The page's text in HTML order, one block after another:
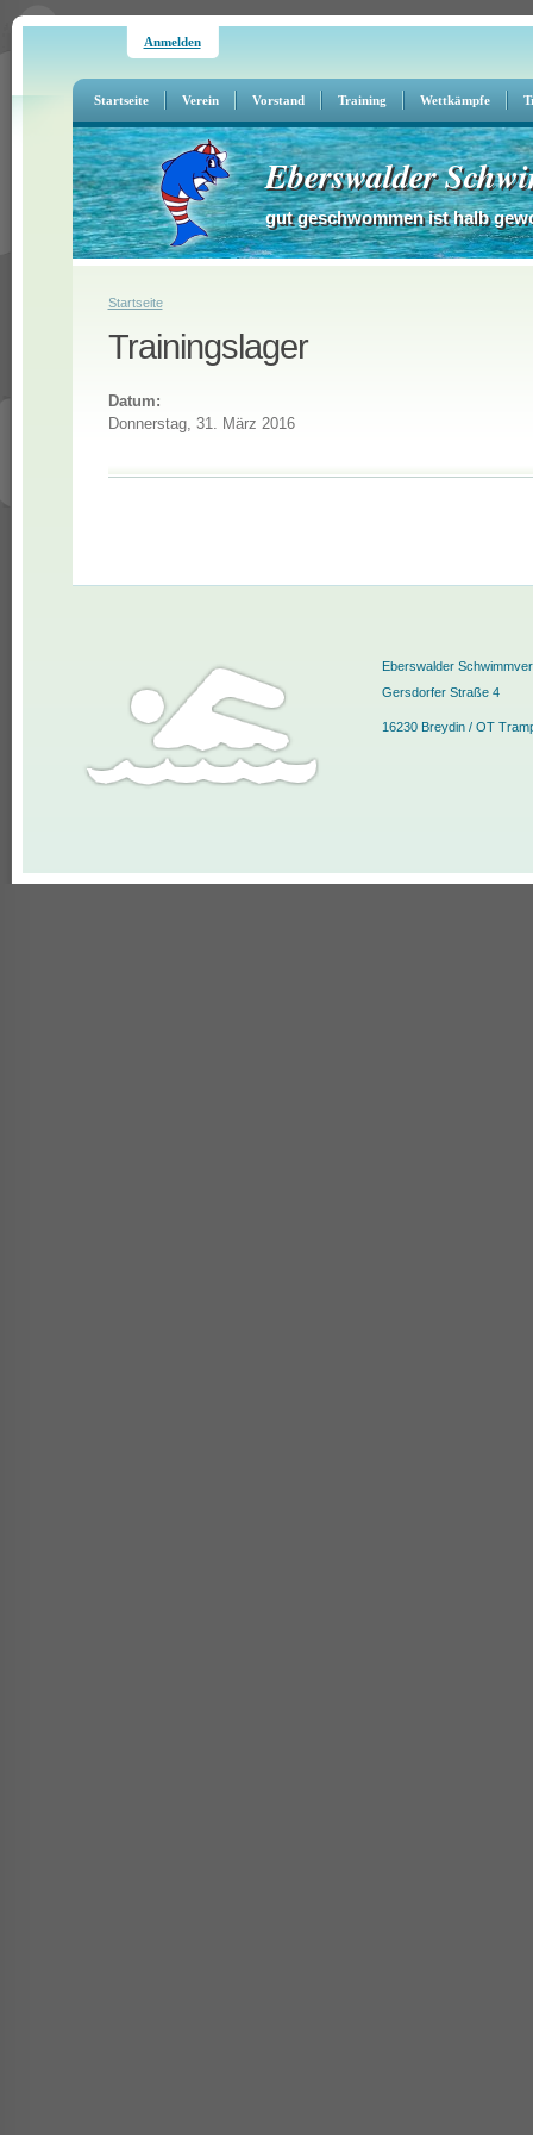
Anmelden
Startseite Verein Vorstand Training Wettkämpfe
Eberswalder
gut geschwommen ist halb
Sie sind hier
Startseite
Trainingslager
Datum:
Donnerstag, 31. März 2016
Eberswalder
Gersdorfer Straße 4
16230 Breydin / OT